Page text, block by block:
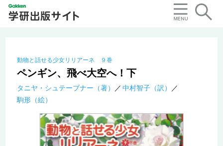
動物と話せる少女リリアーネ ９巻
ペンギン、飛べ大空へ！下
タニヤ・シュテーブナー（著）
中村智子（訳）
駒形（絵）